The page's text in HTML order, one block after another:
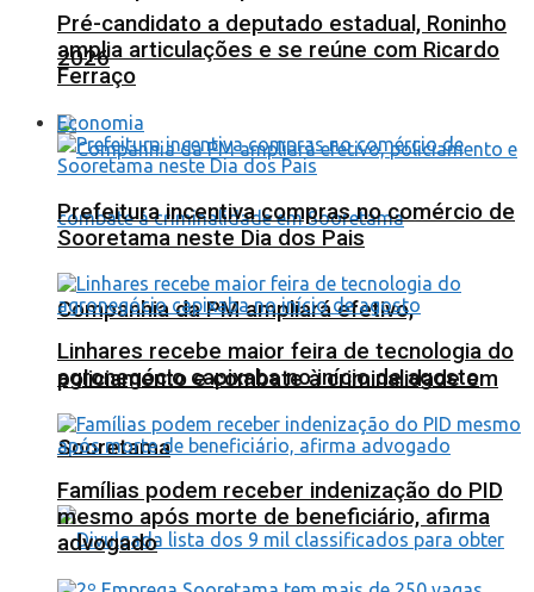
2026
Companhia da PM ampliará efetivo,
policiamento e combate à criminalidade em
Sooretama
Pré-candidato a deputado estadual, Roninho
amplia articulações e se reúne com Ricardo
Ferraço
Economia
Prefeitura incentiva compras no comércio de
Sooretama neste Dia dos Pais
Linhares recebe maior feira de tecnologia do
agronegócio capixaba no início de agosto
Famílias podem receber indenização do PID
mesmo após morte de beneficiário, afirma
advogado